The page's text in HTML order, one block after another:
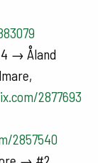
→ Åland
2877693
2857540